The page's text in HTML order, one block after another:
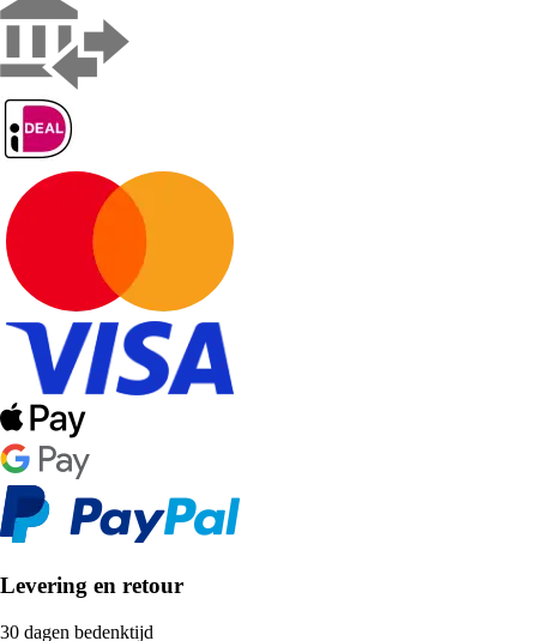
Levering en retour
30 dagen bedenktijd